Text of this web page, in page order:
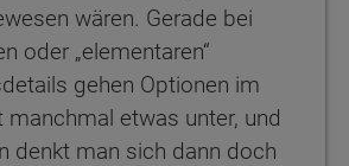
wären. Gerade bei
oder „elementaren“
gehen Optionen im
manchmal etwas unter, und
denkt man sich dann doch